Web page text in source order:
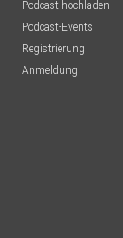
Podcast hochladen
Podcast-Events
Registrierung
Anmeldung